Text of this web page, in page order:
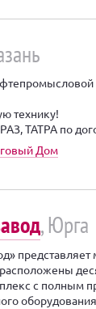
технику!
ТАТРА по
Дом
, Юрга
представляет
с полным